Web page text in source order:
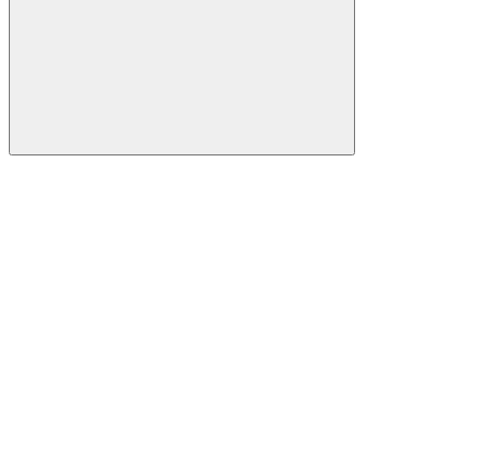
Buscar